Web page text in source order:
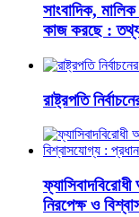
সাংবাদিক,
কাজ করছে :
রাষ্ট্রপতি
নিরপেক্ষ ও